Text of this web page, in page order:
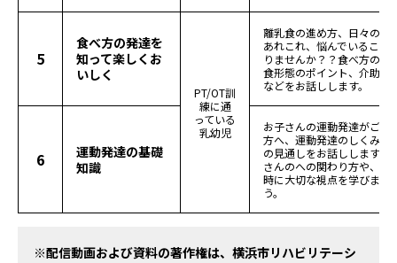
5
食べ方の発達を
知って楽しくお
いしく
PT/OT訓
練に通
っている
乳幼児
離乳食の進め方、日々の食
あれこれ、悩んでいること
りませんか？？食べ方の発
食形態のポイント、介助の
などをお話しします。
6
運動発達の基礎
知識
お子さんの運動発達がご心
方へ、運動発達のしくみや
の見通しをお話しします。
さんのへの関わり方や、育
時に大切な視点を学びまし
う。
※配信動画および資料の著作権は、横浜市リハビリテーシ